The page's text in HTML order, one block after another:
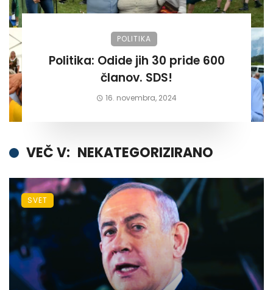
POLITIKA
Politika: Odide jih 30 pride 600
članov. SDS!
16. novembra, 2024
VEČ V: NEKATEGORIZIRANO
SVET